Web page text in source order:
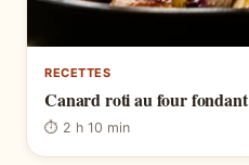
RECETTES
Canard roti au four fondant
⏱ 2 h 10 min